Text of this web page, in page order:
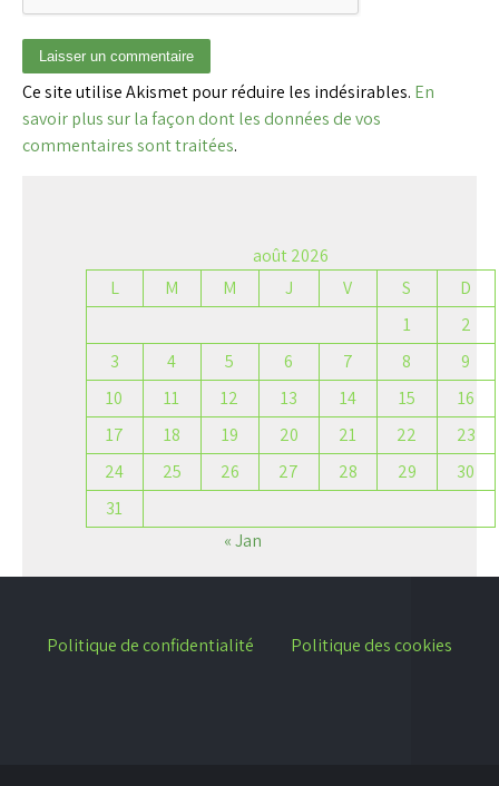
Ce site utilise Akismet pour réduire les indésirables. En
savoir plus sur la façon dont les données de vos
commentaires sont traitées.
août 2026
L
M M J V S
D
1
2
3
4 5 6 7 8
9
10
11 12 13 14 15
16
17
18 19 20 21 22
23
24
25 26 27 28 29
30
31
« Jan
Politique de confidentialité Politique des cookies